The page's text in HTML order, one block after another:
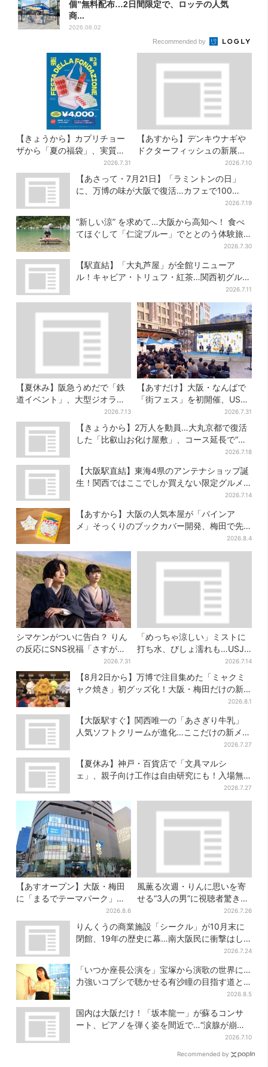
個”無料配布…2日間限定で、ロッテの人気
商...
2026.08.02
Recommended by
【きょうから】カプリチョー
ザから「夏の福袋」、実質無
料…？値段以上の食事券＆限
定アイテム付き
2026.7.31
【あすから】デンキウナギや
ドクターフィッシュの新展示
スタート、神戸の都市型水族
館が5周年
2026.7.10
【あさって・7月21日】「ラミントンの日」
に、万博の味が大阪で復活…カフェで100
2026.7.19
“新しい涼” を求めて…大阪から高知へ！ 食べ
てほぐして「仁淀ブルー」でととのう体験旅
2026.7.30
【駅直結】「大丸芦屋」が全館リニューア
ル！キャビア・トリュフ・紅茶…関西初グルメ
2026.7.11
【夏休み】阪急うめだで「鉄
道イベント」、大型ジオラマ
＆運転体験コーナー…豪華ゲ
ストも4人登場
2026.7.13
【あすだけ】大阪・なんばで
「街フェス」を初開催、USJ
ステージ＆豪華ゲストのトー
クショーも！参加無料で
2026.7.31
【きょうから】2万人を動員…大丸京都で復活
した「比叡山お化け屋敷」、コース延長で“怖
2026.7.18
【大阪駅直結】東海4県のアンテナショップ誕
生！関西ではここでしか買えない限定グルメ
2026.7.14
【あすから】大阪の人気本屋が「パインア
メ」そっくりのブックカバー開発、梅田で先
2026.8.4
シマケンがついに告白？ りん
の反応にSNS祝福「さすがに
2026.7.31
「めっちゃ涼しい」ミストに
打ち水、びしょ濡れも…USJ
流の熱中症対策、小学生100
人が体験
2026.7.14
【8月2日から】万博で注目集めた「ミャクミ
ャク焼き」初グッズ化！大阪・梅田だけの新
2026.8.1
【大阪駅すぐ】関西唯一の「あさぎり牛乳」
人気ソフトクリームが進化…ここだけの新メニ
2026.7.27
【夏休み】神戸・百貨店で「文具マルシ
ェ」、親子向け工作は自由研究にも！入場無
2026.7.27
【あすオープン】大阪・梅田
に「まるでテーマパーク」な
巨大スポーツ店、461ブラン
ド集結！ 6フロアをまとめて
紹介
2026.8.6
風薫る次週・りんに思いを寄
せる“3人の男”に視聴者驚き
「みんな出ますやん！」2026.7.26
りんくうの商業施設「シークル」が10月末に
閉館、19年の歴史に幕…南大阪民に衝撃はし
2026.7.24
「いつか座長公演を」宝塚から演歌の世界に…
力強いコブシで聴かせる有沙瞳の目指す道と
2026.8.5
国内は大阪だけ！「坂本龍一」が蘇るコンサ
ート、ピアノを弾く姿を間近で…“涙腺が崩
2026.7.10
Recommended by